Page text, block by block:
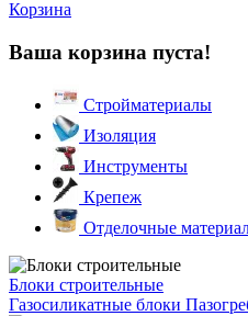
Корзина
Ваша корзина пуста!
Стройматериалы
Изоляция
Инструменты
Крепеж
Отделочные
Блоки строительные
Газосиликатные блоки